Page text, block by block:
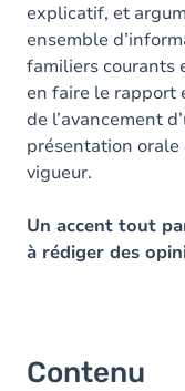
explicatif, et
ensemble
familiers courants
en faire le rapport
de l’avancement
présentation
vigueur.
Un accent tout
à rédiger des
Contenu